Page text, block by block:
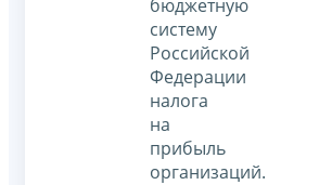
бюджетную
систему
Российской
Федерации
налога
на
прибыль
организаций.